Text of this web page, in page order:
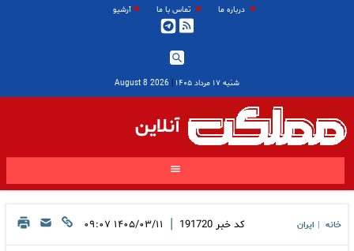
درباره ما تماس با ما آرشیو
شنبه ۱۷ مرداد ۱۴۰۵ |
2026 August 8
آنلاین
خانه ایران کد خبر 191720
| ۱۴۰۵/۰۳/۱۱ ۰۹:۰۷